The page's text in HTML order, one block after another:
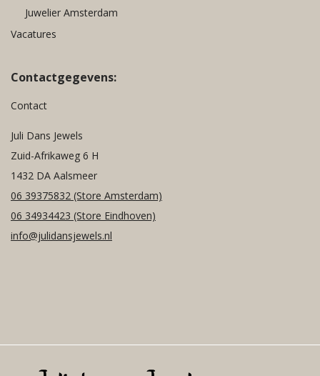
Juwelier Amsterdam
Vacatures
Contactgegevens:
Contact
Juli Dans Jewels
Zuid-Afrikaweg 6 H
1432 DA Aalsmeer
06 39375832 (Store Amsterdam)
06 34934423 (Store Eindhoven)
info@julidansjewels.nl